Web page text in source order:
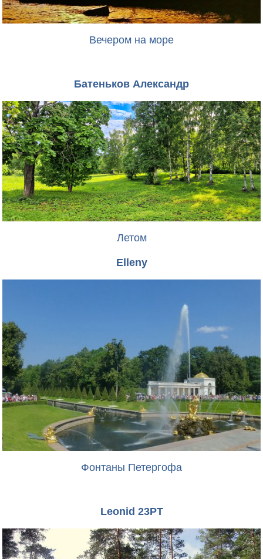
Вечером на море
Батеньков Александр
Летом
Elleny
Фонтаны Петергофа
Leonid 23PT